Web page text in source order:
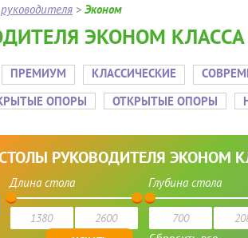
> Эконом
ЭКОНОМ КЛАССА
ПРЕМИУМ КЛАССИЧЕСКИЕ
ОПОРЫ ОТКРЫТЫЕ ОПОРЫ
РОССИЯ БЕЛОРУСИЯ
РУКОВОДИТЕЛЯ ЭКОНОМ
Длина стола Глубина стола